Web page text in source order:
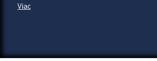
Viac